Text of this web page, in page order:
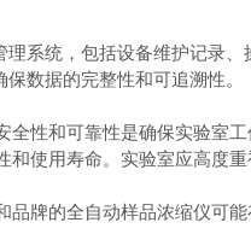
系统，包括设备维护记录、
数据的完整性和可追溯性。
和可靠性是确保实验室工
和使用寿命。实验室应高度
牌的全自动样品浓缩仪可能